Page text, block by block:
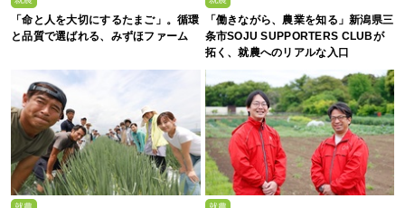
「命と人を大切にするたまご」。循環
と品質で選ばれる、みずほファーム
「働きながら、農業を知る」新潟県三
条市SOJU SUPPORTERS CLUBが
拓く、就農へのリアルな入口